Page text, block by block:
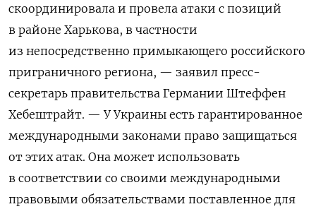
скоординировала и провела атаки с позиций
в районе Харькова, в частности
из непосредственно примыкающего российского
приграничного региона, — заявил пресс-
секретарь правительства Германии Штеффен
Хебештрайт. — У Украины есть гарантированное
международными законами право защищаться
от этих атак. Она может использовать
в соответствии со своими международными
правовыми обязательствами поставленное для